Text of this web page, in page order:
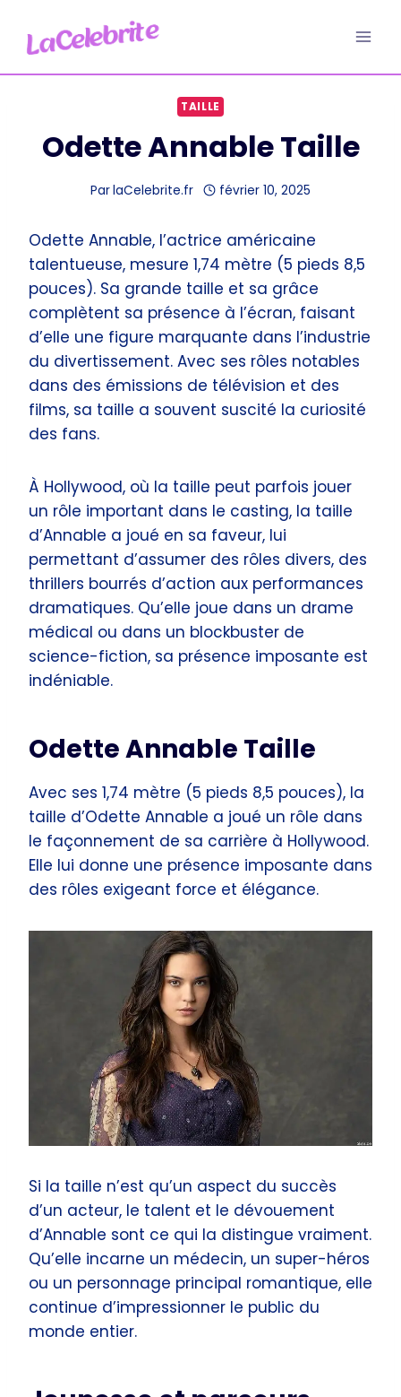
contenu
TAILLE
Odette Annable Taille
ParlaCelebrite.fr février 10, 2025
Odette Annable, l’actrice américaine
talentueuse, mesure 1,74 mètre (5 pieds 8,5
pouces). Sa grande taille et sa grâce
complètent sa présence à l’écran, faisant
d’elle une figure marquante dans l’industrie
du divertissement. Avec ses rôles notables
dans des émissions de télévision et des
films, sa taille a souvent suscité la curiosité
des fans.
À Hollywood, où la taille peut parfois jouer
un rôle important dans le casting, la taille
d’Annable a joué en sa faveur, lui
permettant d’assumer des rôles divers, des
thrillers bourrés d’action aux performances
dramatiques. Qu’elle joue dans un drame
médical ou dans un blockbuster de
science-fiction, sa présence imposante est
indéniable.
Odette Annable Taille
Avec ses 1,74 mètre (5 pieds 8,5 pouces), la
taille d’Odette Annable a joué un rôle dans
le façonnement de sa carrière à Hollywood.
Elle lui donne une présence imposante dans
des rôles exigeant force et élégance.
Si la taille n’est qu’un aspect du succès
d’un acteur, le talent et le dévouement
d’Annable sont ce qui la distingue vraiment.
Qu’elle incarne un médecin, un super-héros
ou un personnage principal romantique, elle
continue d’impressionner le public du
monde entier.